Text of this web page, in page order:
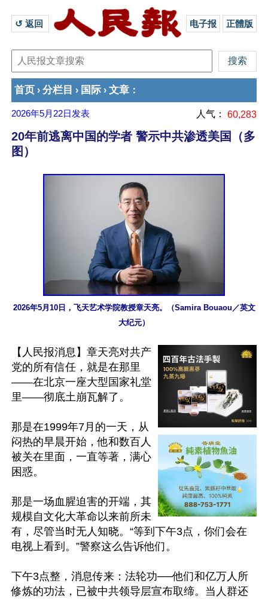
↺ 返回 电子报 正體版
首页 › 分栏目 › 国际 › 文章 ：
2026年5月22日 发表 人气： 60,283
20年前逃离中国的学者 警示中共渗透美国（多
图）
2026年5月10日，飞天艺术学院教授章天亮。（Samira Bouaou／英文
大纪元）
【人民报消息】章天亮对共产
党的所有信任，就是在那里
——在北京一座大型国家礼堂
里——彻底土崩瓦解了。
那是在1999年7月的一天，从
闷热的早晨开始，他和数百人
被关在里面，一直等著，满心
困惑。
那是一场血腥迫害的开端，其
规模自文化大革命以来前所未
有，尽管当时无人知晓。“等到下午3点，你们会在
电视上看到。”警察这么告诉他们。
下午3点整，消息传来：法轮功──他们和亿万人所
修炼的功法，已被中共领导层宣布取缔。当人群还